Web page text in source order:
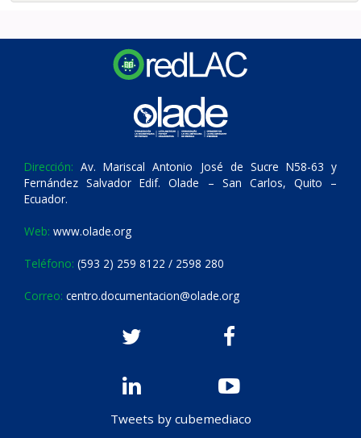
Dirección: Av. Mariscal Antonio José de Sucre N58-63 y
Fernández Salvador Edif. Olade – San Carlos, Quito –
Ecuador.
Web: www.olade.org
Teléfono: (593 2) 259 8122 / 2598 280
Correo: centro.documentacion@olade.org
Tweets by cubemediaco